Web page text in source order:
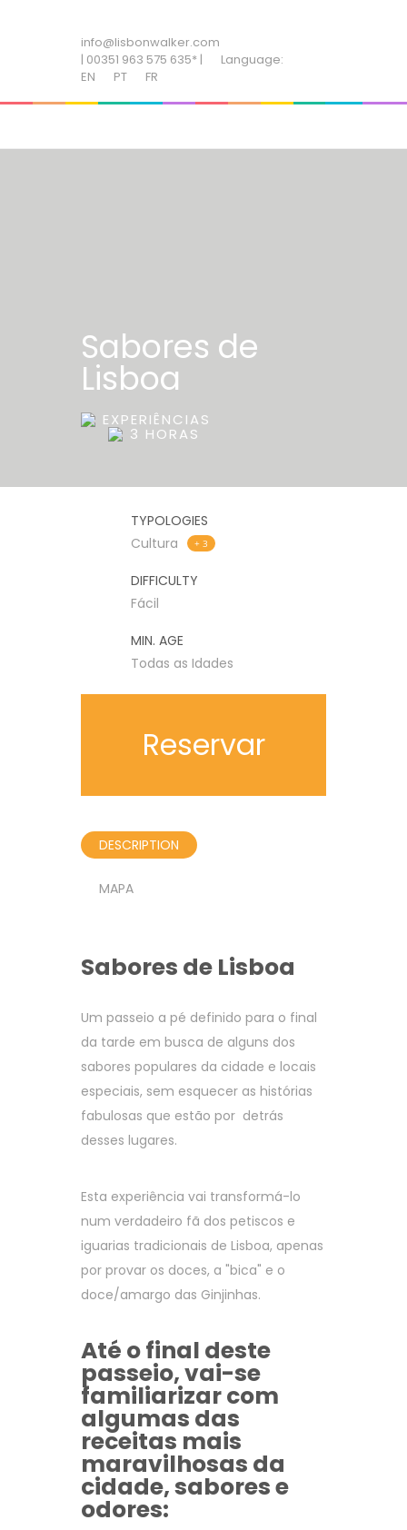
info@lisbonwalker.com
| 00351 963 575 635* |
Language:
EN
PT FR
Sabores de
Lisboa
EXPERIÊNCIAS
3 HORAS
TYPOLOGIES
Cultura
+ 3
DIFFICULTY
Fácil
MIN. AGE
Todas as Idades
Reservar
DESCRIPTION
MAPA
Sabores de Lisboa
Um passeio a pé definido para o final
da tarde em busca de alguns dos
sabores populares da cidade e locais
especiais, sem esquecer as histórias
fabulosas que estão por detrás
desses lugares.
Esta experiência vai transformá-lo
num verdadeiro fã dos petiscos e
iguarias tradicionais de Lisboa, apenas
por provar os doces, a "bica" e o
doce/amargo das Ginjinhas.
Até o final deste
passeio, vai-se
familiarizar com
algumas das
receitas mais
maravilhosas da
cidade, sabores e
odores: